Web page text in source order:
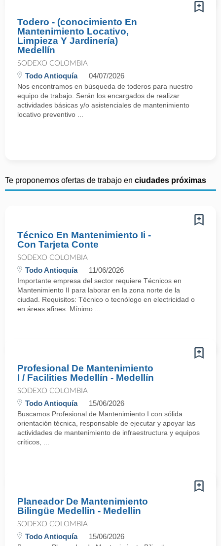
Todero - (conocimiento En
Mantenimiento Locativo,
Limpieza Y Jardinería)
Medellín
SODEXO COLOMBIA
Todo Antioquía 04/07/2026
Nos encontramos en búsqueda de toderos para nuestro
equipo de trabajo. Serán los encargados de realizar
actividades básicas y/o asistenciales de mantenimiento
locativo preventivo ...
Te proponemos ofertas de trabajo en ciudades próximas
Técnico En Mantenimiento Ii -
Con Tarjeta Conte
SODEXO COLOMBIA
Todo Antioquía 11/06/2026
Importante empresa del sector requiere Técnicos en
Mantenimiento II para laborar en la zona norte de la
ciudad. Requisitos: Técnico o tecnólogo en electricidad o
en áreas afines. Mínimo ...
Profesional De Mantenimiento
I / Facilities Medellín - Medellín
SODEXO COLOMBIA
Todo Antioquía 15/06/2026
Buscamos Profesional de Mantenimiento I con sólida
orientación técnica, responsable de ejecutar y apoyar las
actividades de mantenimiento de infraestructura y equipos
críticos, ...
Planeador De Mantenimiento
Bilingüe Medellin - Medellin
SODEXO COLOMBIA
Todo Antioquía 15/06/2026